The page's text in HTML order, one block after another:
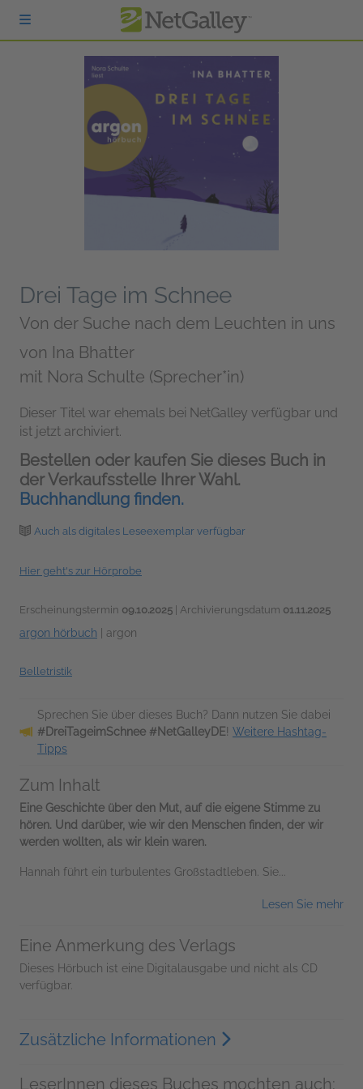
zum Hauptinhalt springen
Drei Tage im Schnee
Von der Suche nach dem Leuchten in uns
von Ina Bhatter
mit Nora Schulte (Sprecher*in)
Dieser Titel war ehemals bei NetGalley verfügbar und
ist jetzt archiviert.
Bestellen oder kaufen Sie dieses Buch in
der Verkaufsstelle Ihrer Wahl.
Buchhandlung finden.
Auch als digitales Leseexemplar verfügbar
Hier geht's zur Hörprobe
Erscheinungstermin 09.10.2025 | Archivierungsdatum 01.11.2025
argon hörbuch argon
Belletristik
Sprechen Sie über dieses Buch? Dann nutzen Sie dabei
#DreiTageimSchnee #NetGalleyDE! Weitere Hashtag-
Tipps
Zum Inhalt
Eine Geschichte über den Mut, auf die eigene Stimme zu
hören. Und darüber, wie wir den Menschen finden, der wir
werden wollten, als wir klein waren.
Hannah führt ein turbulentes Großstadtleben. Sie...
Lesen Sie mehr
Eine Anmerkung des Verlags
Dieses Hörbuch ist eine Digitalausgabe und nicht als CD
verfügbar.
Zusätzliche Informationen
LeserInnen dieses Buches mochten auch: